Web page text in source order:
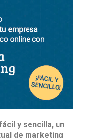
y sencilla, un
de marketing